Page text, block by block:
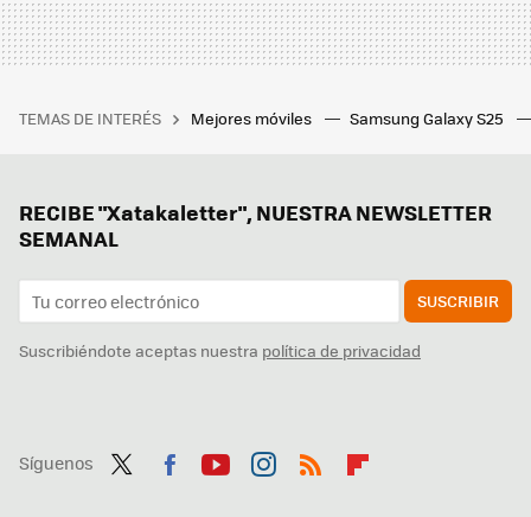
TEMAS DE INTERÉS Mejores móviles Samsung Galaxy S25
RECIBE "Xatakaletter", NUESTRA NEWSLETTER
SEMANAL
SUSCRIBIR
Suscribiéndote aceptas nuestra política de privacidad
Síguenos